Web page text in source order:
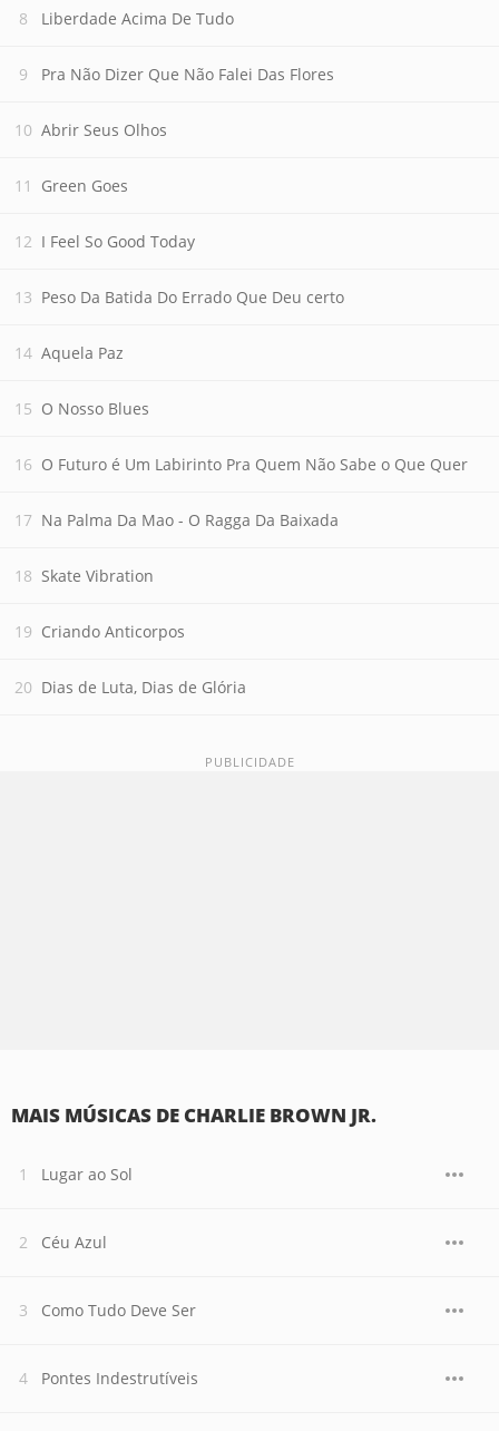
Liberdade Acima De Tudo
Pra Não Dizer Que Não Falei Das Flores
Abrir Seus Olhos
Green Goes
I Feel So Good Today
Peso Da Batida Do Errado Que Deu certo
Aquela Paz
O Nosso Blues
O Futuro é Um Labirinto Pra Quem Não Sabe o Que Quer
Na Palma Da Mao - O Ragga Da Baixada
Skate Vibration
Criando Anticorpos
Dias de Luta, Dias de Glória
MAIS MÚSICAS DE CHARLIE BROWN JR.
Lugar ao Sol
Céu Azul
Como Tudo Deve Ser
Pontes Indestrutíveis